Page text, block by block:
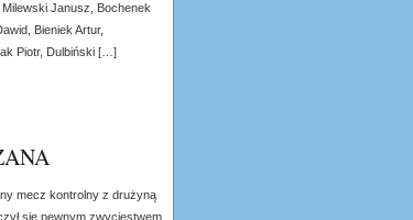
Janusz, Bochenek
Bieniek Artur,
Piotr, Dulbiński […]
mecz kontrolny z drużyną
się pewnym zwycięstwem